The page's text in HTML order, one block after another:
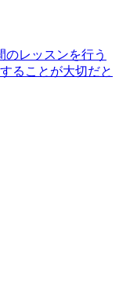
レッスンを行う
ることが大切だと